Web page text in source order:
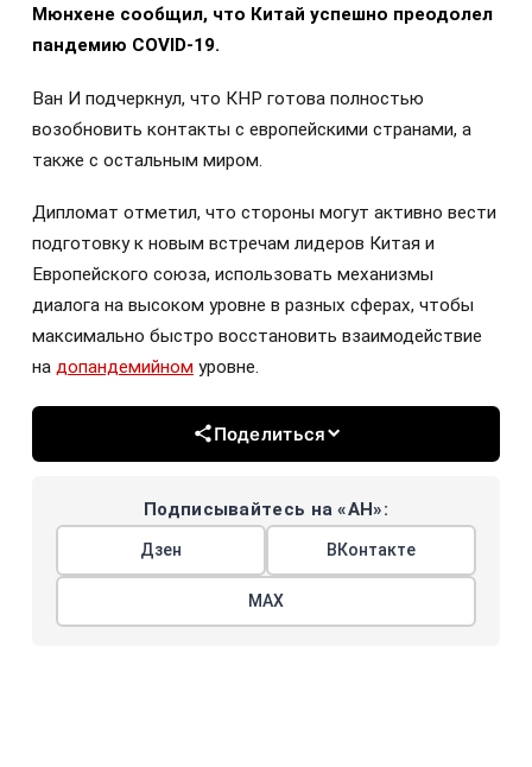
Мюнхене сообщил, что Китай успешно преодолел
пандемию COVID-19.
Ван И подчеркнул, что КНР готова полностью
возобновить контакты с европейскими странами, а
также с остальным миром.
Дипломат отметил, что стороны могут активно вести
подготовку к новым встречам лидеров Китая и
Европейского союза, использовать механизмы
диалога на высоком уровне в разных сферах, чтобы
максимально быстро восстановить взаимодействие
на допандемийном уровне.
Поделиться
Подписывайтесь на «АН»:
Дзен ВКонтакте
МАХ